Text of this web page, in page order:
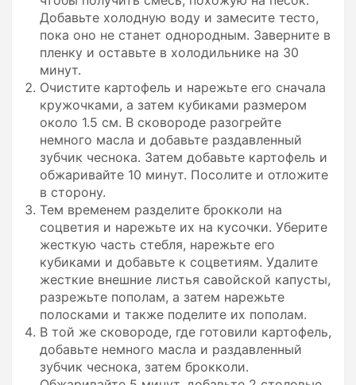
Добавьте холодную воду и замесите тесто,
пока оно не станет однородным. Заверните в
пленку и оставьте в холодильнике на 30
минут.
Очистите картофель и нарежьте его сначала
кружочками, а затем кубиками размером
около 1.5 см. В сковороде разогрейте
немного масла и добавьте раздавленный
зубчик чеснока. Затем добавьте картофель и
обжаривайте 10 минут. Посолите и отложите
в сторону.
Тем временем разделите брокколи на
соцветия и нарежьте их на кусочки. Уберите
жесткую часть стебля, нарежьте его
кубиками и добавьте к соцветиям. Удалите
жесткие внешние листья савойской капусты,
разрежьте пополам, а затем нарежьте
полосками и также поделите их пополам.
В той же сковороде, где готовили картофель,
добавьте немного масла и раздавленный
зубчик чеснока, затем брокколи.